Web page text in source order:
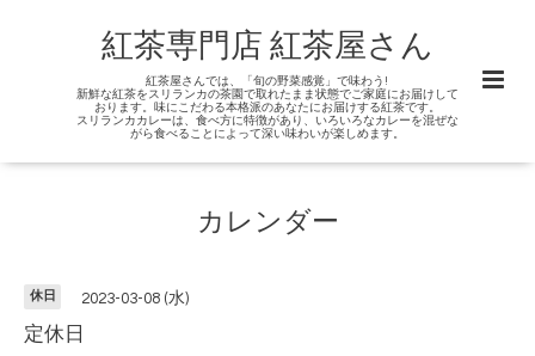
紅茶専門店 紅茶屋さん
紅茶屋さんでは、「旬の野菜感覚」で味わう!
新鮮な紅茶をスリランカの茶園で取れたまま状態でご家庭にお届けして
おります。味にこだわる本格派のあなたにお届けする紅茶です。
スリランカカレーは、食べ方に特徴があり、いろいろなカレーを混ぜな
がら食べることによって深い味わいが楽しめます。
カレンダー
休日 2023-03-08 (水)
定休日